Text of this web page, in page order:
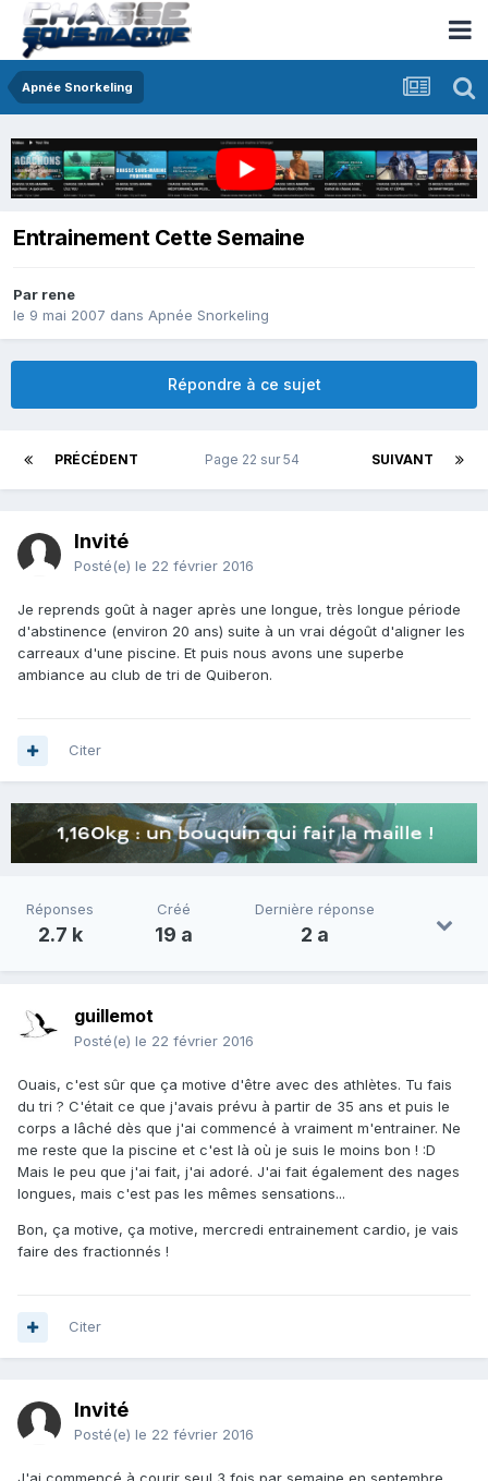
Apnée Snorkeling
Entrainement Cette Semaine
Par rene
le 9 mai 2007 dans Apnée Snorkeling
Répondre à ce sujet
PRÉCÉDENT SUIVANT
Page 22 sur 54
Invité
Posté(e) le 22 février 2016
Je reprends goût à nager après une longue, très longue période
d'abstinence (environ 20 ans) suite à un vrai dégoût d'aligner les
carreaux d'une piscine. Et puis nous avons une superbe
ambiance au club de tri de Quiberon.
Citer
Réponses
2.7 k
Créé
19 a
Dernière réponse
2 a
guillemot
Posté(e) le 22 février 2016
Ouais, c'est sûr que ça motive d'être avec des athlètes. Tu fais
du tri ? C'était ce que j'avais prévu à partir de 35 ans et puis le
corps a lâché dès que j'ai commencé à vraiment m'entrainer. Ne
me reste que la piscine et c'est là où je suis le moins bon ! :D
Mais le peu que j'ai fait, j'ai adoré. J'ai fait également des nages
longues, mais c'est pas les mêmes sensations...
Bon, ça motive, ça motive, mercredi entrainement cardio, je vais
faire des fractionnés !
Citer
Invité
Posté(e) le 22 février 2016